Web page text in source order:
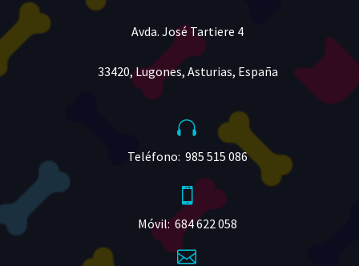
Avda. José Tartiere 4
33420, Lugones, Asturias, España


Teléfono: 985 515 086


Móvil: 684 622 058

